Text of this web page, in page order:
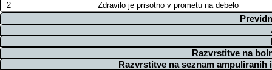
2
Zdravilo je prisotno v prometu na debelo
Razvrstitve na
Razvrstitve na seznam